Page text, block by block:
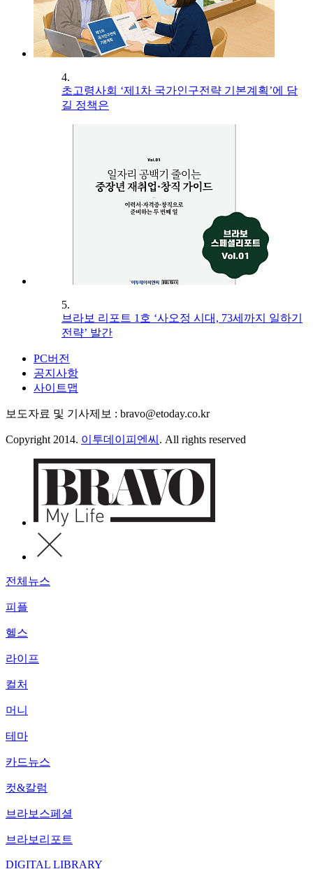
4.
초고령사회 ‘제1차 국가인구전략 기본계획’에 담
길 정책은
5.
브라보 리포트 1호 ‘사오정 시대, 73세까지 일하기
전략’ 발간
PC버전
공지사항
사이트맵
보도자료 및 기사제보 : bravo@etoday.co.kr
Copyright 2014. 이투데이피엔씨 . All rights reserved
전체뉴스
피플
헬스
라이프
컬처
머니
테마
카드뉴스
컷&칼럼
브라보스페셜
브라보리포트
DIGITAL LIBRARY